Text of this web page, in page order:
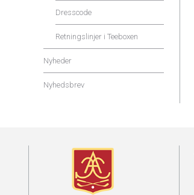
Dresscode
Retningslinjer i Teeboxen
Nyheder
Nyhedsbrev